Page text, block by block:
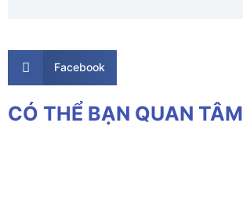
Facebook
CÓ THỂ BẠN QUAN TÂM